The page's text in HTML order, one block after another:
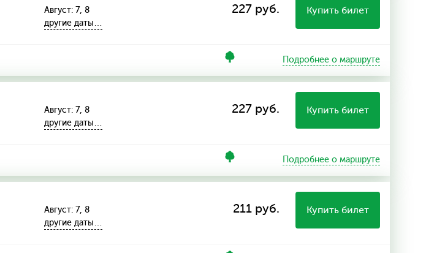
Август: 7, 8
другие даты…
227 руб. Купить билет
Подробнее о маршруте
Август: 7, 8
другие даты…
227 руб. Купить билет
Подробнее о маршруте
Август: 7, 8
другие даты…
211 руб. Купить билет